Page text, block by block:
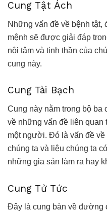
Cung Tật Ách
Những vấn đề về bệnh tật,
mệnh sẽ được giải đáp
nội tâm và tinh thần của
cung này.
Cung Tài Bạch
Cung này nằm trong bộ ba
về những vấn đề liên quan
một người. Đó là vấn đề
chúng ta và liệu chúng ta
những gia sản làm ra hay
Cung Tử Tức
Đây là cung bàn về đường